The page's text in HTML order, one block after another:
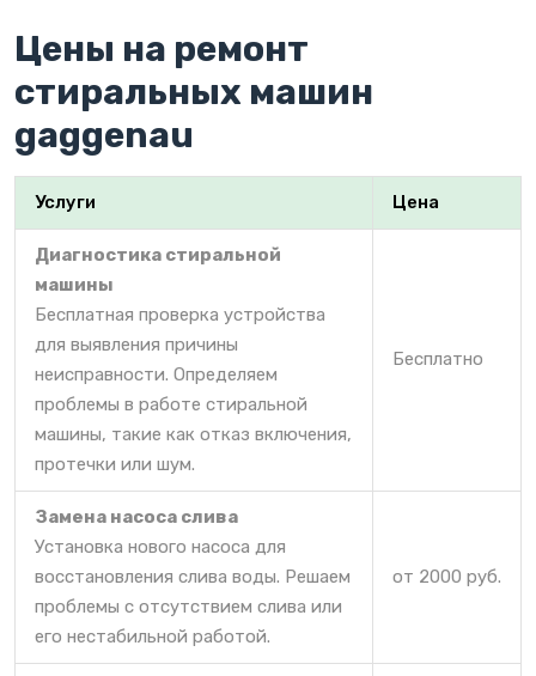
Цены на ремонт
стиральных машин
gaggenau
Услуги Цена
Диагностика стиральной
машины
Бесплатная проверка устройства
для выявления причины
неисправности. Определяем
проблемы в работе стиральной
машины, такие как отказ включения,
протечки или шум.
Бесплатно
Замена насоса слива
Установка нового насоса для
восстановления слива воды. Решаем
проблемы с отсутствием слива или
его нестабильной работой.
от 2000 руб.